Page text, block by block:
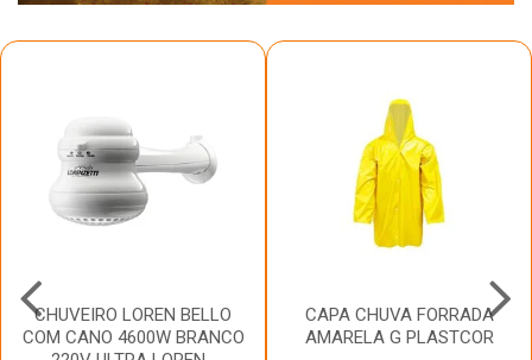
CHUVEIRO LOREN BELLO
COM CANO 4600W BRANCO
CAPA CHUVA FORRADA
AMARELA G PLASTCOR